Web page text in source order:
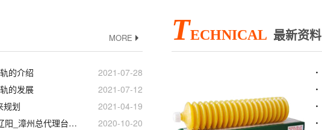
MORE
的介绍
2021-07-28
的发展
2021-07-12
规划
2021-04-19
宁波_湖南_辽阳_漳州总代理台湾ABBA直线导轨滑块
2020-10-20
TECHNICAL 最新资料